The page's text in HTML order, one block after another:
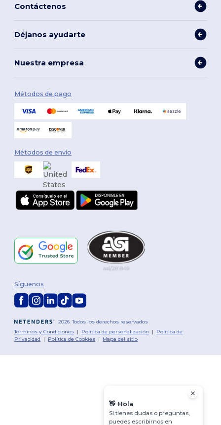
Contáctenos
Déjanos ayudarte
Nuestra empresa
Métodos de pago
Métodos de envío
2026. Todos los derechos reservados
Términos y Condiciones | Política de personalización | Política de
Privacidad | Política de Cookies | Mapa del sitio
Síguenos
👋 Hola
Si tienes dudas o preguntas,
puedes escribirnos en